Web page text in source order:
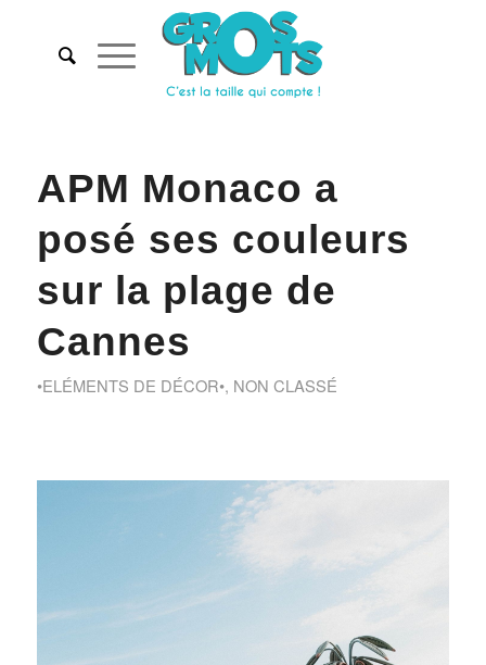
APM Monaco a
posé ses couleurs
sur la plage de
Cannes
•ELÉMENTS DE DÉCOR•, NON CLASSÉ